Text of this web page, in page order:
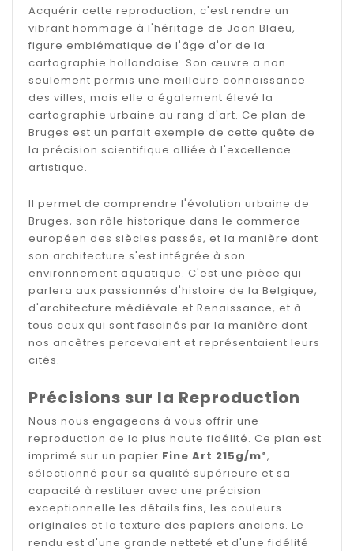
Acquérir cette reproduction, c'est rendre un
vibrant hommage à l'héritage de Joan Blaeu,
figure emblématique de l'âge d'or de la
cartographie hollandaise. Son œuvre a non
seulement permis une meilleure connaissance
des villes, mais elle a également élevé la
cartographie urbaine au rang d'art. Ce plan de
Bruges est un parfait exemple de cette quête de
la précision scientifique alliée à l'excellence
artistique.
Il permet de comprendre l'évolution urbaine de
Bruges, son rôle historique dans le commerce
européen des siècles passés, et la manière dont
son architecture s'est intégrée à son
environnement aquatique. C'est une pièce qui
parlera aux passionnés d'histoire de la Belgique,
d'architecture médiévale et Renaissance, et à
tous ceux qui sont fascinés par la manière dont
nos ancêtres percevaient et représentaient leurs
cités.
Précisions sur la Reproduction
Nous nous engageons à vous offrir une
reproduction de la plus haute fidélité. Ce plan est
imprimé sur un papier Fine Art 215g/m²,
sélectionné pour sa qualité supérieure et sa
capacité à restituer avec une précision
exceptionnelle les détails fins, les couleurs
originales et la texture des papiers anciens. Le
rendu est d'une grande netteté et d'une fidélité